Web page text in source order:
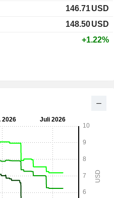
146.71USD
148.50USD
+1.22%